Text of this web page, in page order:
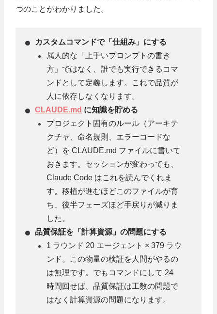
つのことがわかりました。
カスタムコマンドで「仕組み」にする
属人的な「上手いプロンプトの書き
方」ではなく、誰でも実行できるコマ
ンドとして定義します。これで品質が
人に依存しなくなります。
CLAUDE.md に知識を貯める
プロジェクト固有のルール（アーキテ
クチャ、命名規則、エラーコードな
ど）を CLAUDE.md ファイルに書いて
おきます。セッションが変わっても、
Claude Code はこれを読んでくれま
す。移植が進むほどこのファイルが育
ち、後半フェーズほど手戻りが減りま
した。
品質保証を「計算資源」の問題にする
1 ラウンド 20 エージェント × 379 ラウ
ンド。この物量の検証を人間がやるの
は無理です。でもコマンドにして 24
時間回せば、品質保証は工数の問題で
はなく計算資源の問題になります。